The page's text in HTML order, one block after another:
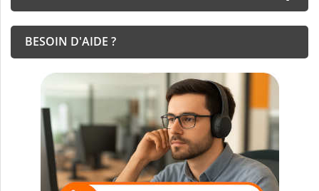
BESOIN D'AIDE ?